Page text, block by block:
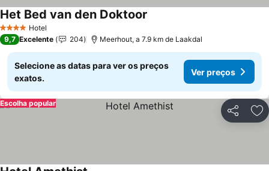
4 EstrelasHotel
Het Bed van den Doktoor
9,7 Excelente 204 Meerhout, a 7.9 km de Laakdal
Selecione as datas para ver os preços
exatos.
Ver preços
Partilhar
Escolha popular